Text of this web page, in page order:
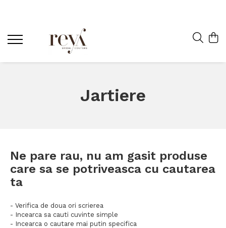
Jartiere
Ne pare rau, nu am gasit produse
care sa se potriveasca cu cautarea
ta
- Verifica de doua ori scrierea
- Incearca sa cauti cuvinte simple
- Incearca o cautare mai putin specifica